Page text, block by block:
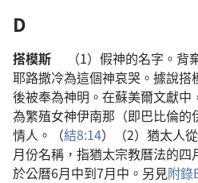
D
搭模斯 （1） 假神的名字 。 背
耶路撒冷為這個神哀哭 。 據說搭
後被奉為神明 。 在蘇美爾文獻中
為繁殖女神伊南那 （即巴比倫的
情人 。（結8:14）（2） 猶太人從
月份名稱 ， 指猶太宗教曆法的四
於公曆6月中到7月中 。 另 見附錄